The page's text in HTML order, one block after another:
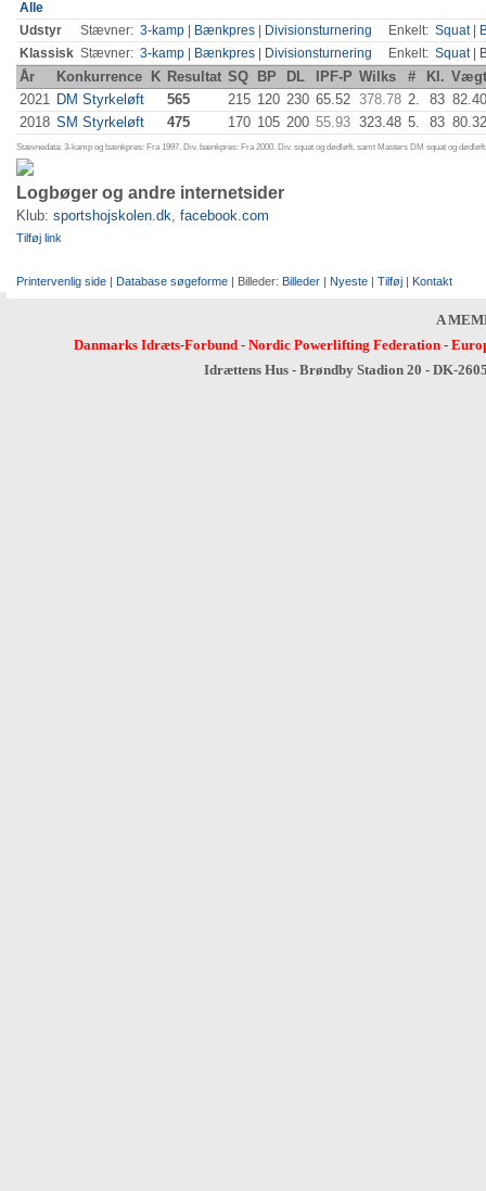
Alle
Udstyr
Stævner: 3-kamp Bænkpres Divisionsturnering Enkelt: Squat|
Klassisk Stævner: 3-kamp Bænkpres Divisionsturnering Enkelt: Squat|
År Konkurrence K Resultat SQ BP DL IPF-P Wilks # Kl. Vægt
2021 DM Styrkeløft 565 215 120 230 65.52 378.78 2. 83 82.40
2018 SM Styrkeløft 475 170 105 200 55.93 323.48 5. 83 80.32
Stævnedata: 3-kamp og bænkpres: Fra 1997. Div. bænkpres: Fra 2000. Div. squat og dødløft, samt Masters DM squat og
Logbøger og andre internetsider
Klub: sportshojskolen.dk, facebook.com
Tilføj link
Printervenlig side | Database søgeforme | Billeder: Billeder | Nyeste | Tilføj | Kontakt
A
Danmarks Idræts-Forbund- Nordic Powerlifting Federation-
Idrættens Hus - Brøndby Stadion 20 - DK-